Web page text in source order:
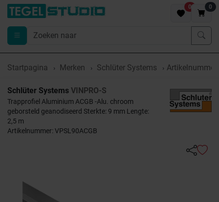
0 0
Startpagina Merken Schlüter Systems Artikelnummer
Schlüter Systems VINPRO-S
Trapprofiel Aluminium ACGB -Alu. chroom
geborsteld geanodiseerd Sterkte: 9 mm Lengte:
2,5 m
Artikelnummer: VPSL90ACGB